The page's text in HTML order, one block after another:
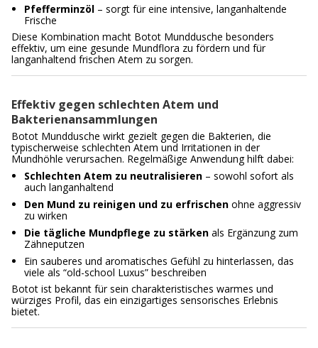
Pfefferminzöl– sorgt für eine intensive, langanhaltende
Frische
Diese Kombination macht Botot Munddusche besonders
effektiv, um eine gesunde Mundflora zu fördern und für
langanhaltend frischen Atem zu sorgen.
Effektiv gegen schlechten Atem und
Bakterienansammlungen
Botot Munddusche wirkt gezielt gegen die Bakterien, die
typischerweise schlechten Atem und Irritationen in der
Mundhöhle verursachen. Regelmäßige Anwendung hilft dabei:
Schlechten Atem zu neutralisieren– sowohl sofort als
auch langanhaltend
Den Mund zu reinigen und zu erfrischenohne aggressiv
zu wirken
Die tägliche Mundpflege zu stärkenals Ergänzung zum
Zähneputzen
Ein sauberes und aromatisches Gefühl zu hinterlassen, das
viele als “old-school Luxus” beschreiben
Botot ist bekannt für sein charakteristisches warmes und
würziges Profil, das ein einzigartiges sensorisches Erlebnis
bietet.